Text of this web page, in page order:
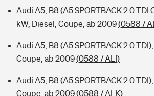
Audi A5, B8 (A5 SPORTBACK 2.0 TDI
kW, Diesel, Coupe, ab 2009(0588 /
Audi A5, B8 (A5 SPORTBACK 2.0
Coupe, ab 2009(0588 / ALI)
Audi A5, B8 (A5 SPORTBACK 2.0
Coupe, ab 2009(0588 / ALK)